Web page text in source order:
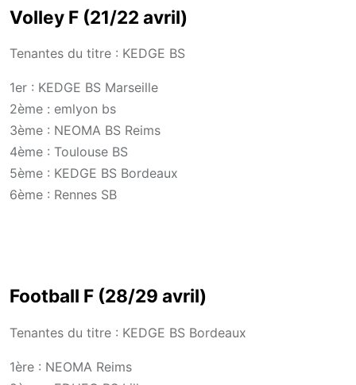
Volley F (21/22 avril)
Tenantes du titre : KEDGE BS
1er : KEDGE BS Marseille
2ème : emlyon bs
3ème : NEOMA BS Reims
4ème : Toulouse BS
5ème : KEDGE BS Bordeaux
6ème : Rennes SB
Football F (28/29 avril)
Tenantes du titre : KEDGE BS Bordeaux
1ère : NEOMA Reims